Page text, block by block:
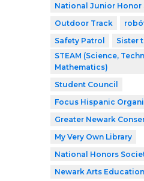
National Junior Honor
Outdoor Track
Safety Patrol
Sister
STEAM (Science,
Mathematics)
Student Council
Focus Hispanic
Greater Newark
My Very Own Library
National Honors
Newark Arts Education